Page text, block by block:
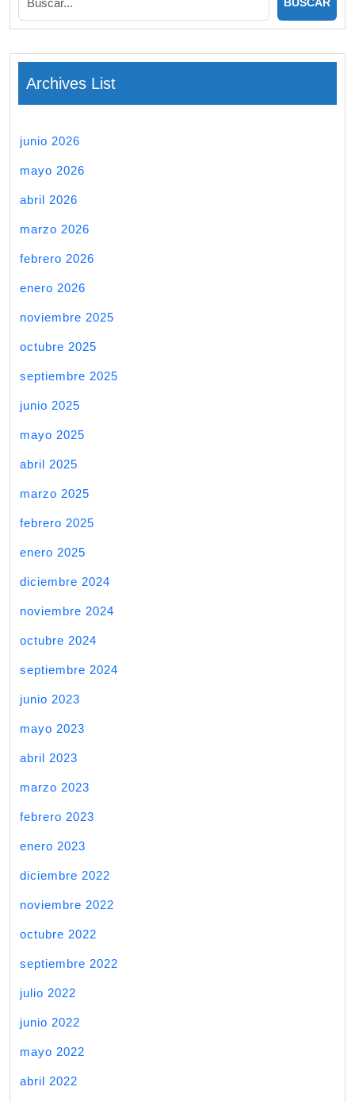
Archives List
junio 2026
mayo 2026
abril 2026
marzo 2026
febrero 2026
enero 2026
noviembre 2025
octubre 2025
septiembre 2025
junio 2025
mayo 2025
abril 2025
marzo 2025
febrero 2025
enero 2025
diciembre 2024
noviembre 2024
octubre 2024
septiembre 2024
junio 2023
mayo 2023
abril 2023
marzo 2023
febrero 2023
enero 2023
diciembre 2022
noviembre 2022
octubre 2022
septiembre 2022
julio 2022
junio 2022
mayo 2022
abril 2022